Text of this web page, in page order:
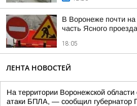
В Воронеже почти
часть Ясного проезда
18:05
ЛЕНТА НОВОСТЕЙ
На территории Воронежской
атаки БПЛА, — сообщил губернатор